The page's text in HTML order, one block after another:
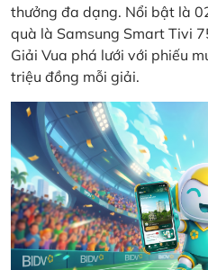
thưởng đa dạng. Nổi bật là
quà là Samsung Smart Tivi
Giải Vua phá lưới với phiếu
triệu đồng mỗi giải.